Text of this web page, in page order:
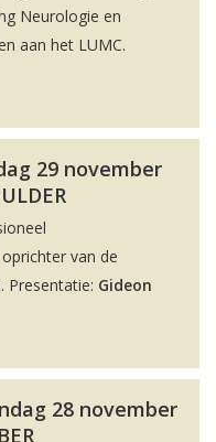
Neurologie en
aan het LUMC.
29 november
van de
Presentatie: Gideon
28 november